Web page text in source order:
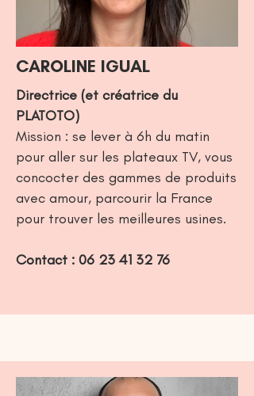
CAROLINE IGU AL
Directrice (et créatrice du
PLATOTO)
Mission : se lever à 6h du matin
pour aller sur les plateaux TV, vous
concocter des gammes de produits
avec amour, parcourir la France
pour trouver les meilleures usines.
Contact : 06 23 41 32 76